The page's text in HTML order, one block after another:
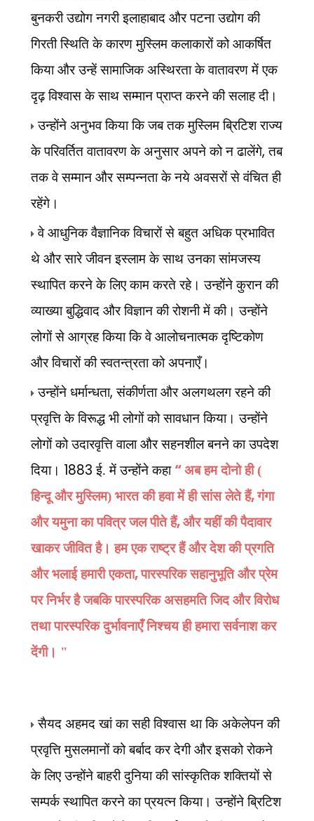
बुनकरी उद्योग नगरी इलाहाबाद और पटना उद्योग की
गिरती स्थिति के कारण मुस्लिम कलाकारों को आकर्षित
किया और उन्हें सामाजिक अस्थिरता के वातावरण में एक
दृढ़ विश्वास के साथ सम्मान प्राप्त करने की सलाह दी।
उन्होंने अनुभव किया कि जब तक मुस्लिम ब्रिटिश राज्य
के परिवर्तित वातावरण के अनुसार अपने को न ढालेंगे,तब
तक वे सम्मान और सम्पन्नता के नये अवसरों से वंचित ही
रहेंगे।
वे आधुनिक वैज्ञानिक विचारों से बहुत अधिक प्रभावित
थे और सारे जीवन इस्लाम के साथ उनका सांमजस्य
स्थापित करने के लिए काम करते रहे। उन्होंने कुरान की
व्याख्या बुद्धिवाद और विज्ञान की रोशनी में की। उन्होंने
लोगों से आग्रह किया कि वे आलोचनात्मक दृष्टिकोण
और विचारों की स्वतन्त्रता को अपनाएँ।
उन्होंने धर्मान्धता,संकीर्णता और अलगथलग रहने की
प्रवृत्ति के विरूद्ध भी लोगों को सावधान किया। उन्होंने
लोगों को उदारवृत्ति वाला और सहनशील बनने का उपदेश
दिया। 1883 ई. में उन्होंने कहा “ अब हम दोनो ही (
हिन्दू और मुस्लिम) भारत की हवा में ही सांस लेते हैं,गंगा
और यमुना का पवित्र जल पीते हैं,और यहीं की पैदावार
खाकर जीवित है। हम एक राष्ट्र हैं और देश की प्रगति
और भलाई हमारी एकता,पारस्परिक सहानुभूति और प्रेम
पर निर्भर है जबकि पारस्परिक असहमति जिद और विरोध
तथा पारस्परिक दुर्भावनाएँ निश्चय ही हमारा सर्वनाश कर
देंगी। "
सैयद अहमद खां का सही विश्वास था कि अकेलेपन की
प्रवृत्ति मुसलमानों को बर्बाद कर देगी और इसको रोकने
के लिए उन्होंने बाहरी दुनिया की सांस्कृतिक शक्तियों से
सम्पर्क स्थापित करने का प्रयत्न किया। उन्होंने ब्रिटिश